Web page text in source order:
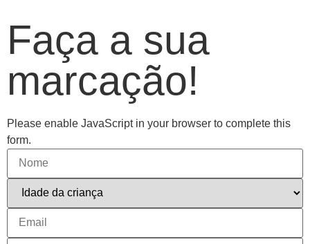
Faça a sua
marcação!
Please enable JavaScript in your browser to complete this
form.